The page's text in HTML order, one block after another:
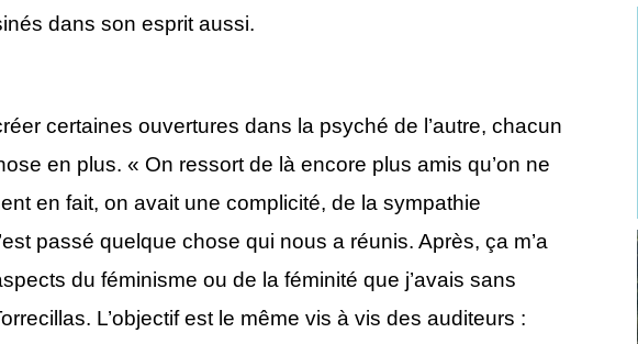
dans son esprit aussi.
certaines ouvertures dans la psyché de l’autre, chacun
en plus. « On ressort de là encore plus amis qu’on ne
en fait, on avait une complicité, de la sympathie
passé quelque chose qui nous a réunis. Après, ça m’a
du féminisme ou de la féminité que j’avais sans
L’objectif est le même vis à vis des auditeurs :